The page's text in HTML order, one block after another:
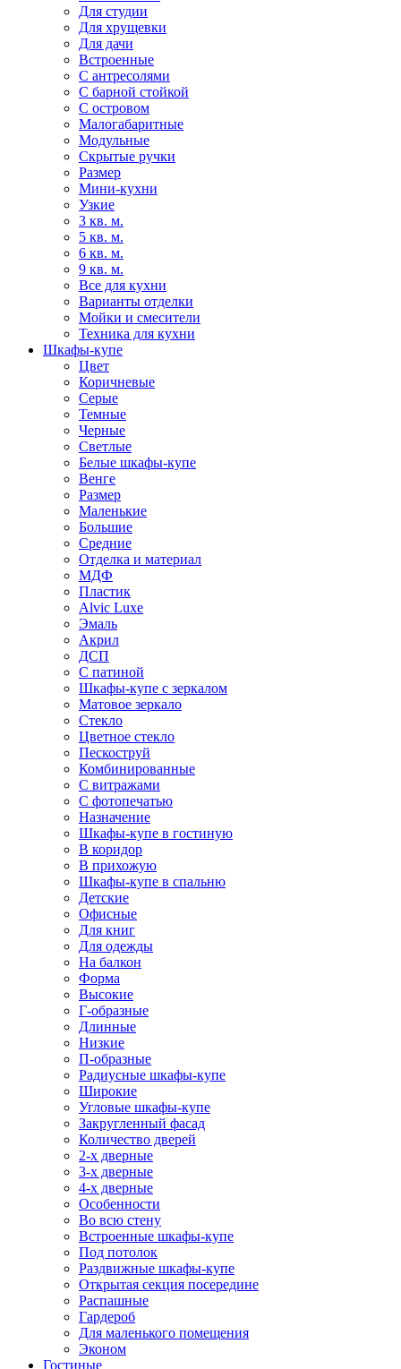
Для студии
Для хрущевки
Для дачи
Встроенные
С антресолями
С барной стойкой
С островом
Малогабаритные
Модульные
Скрытые ручки
Размер
Мини-кухни
Узкие
3 кв. м.
5 кв. м.
6 кв. м.
9 кв. м.
Все для кухни
Варианты отделки
Мойки и смесители
Техника для кухни
Шкафы-купе
Цвет
Коричневые
Серые
Темные
Черные
Светлые
Белые шкафы-купе
Венге
Размер
Маленькие
Большие
Средние
Отделка и материал
МДФ
Пластик
Alvic Luxe
Эмаль
Акрил
ДСП
С патиной
Шкафы-купе с зеркалом
Матовое зеркало
Стекло
Цветное стекло
Пескоструй
Комбинированные
С витражами
С фотопечатью
Назначение
Шкафы-купе в гостиную
В коридор
В прихожую
Шкафы-купе в спальню
Детские
Офисные
Для книг
Для одежды
На балкон
Форма
Высокие
Г-образные
Длинные
Низкие
П-образные
Радиусные шкафы-купе
Широкие
Угловые шкафы-купе
Закругленный фасад
Количество дверей
2-х дверные
3-х дверные
4-х дверные
Особенности
Во всю стену
Встроенные шкафы-купе
Под потолок
Раздвижные шкафы-купе
Открытая секция посередине
Распашные
Гардероб
Для маленького помещения
Эконом
Гостиные